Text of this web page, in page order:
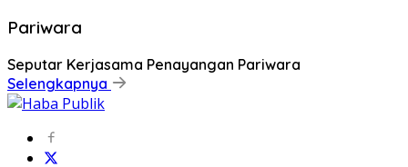
Pariwara
Seputar Kerjasama Penayangan Pariwara
Selengkapnya